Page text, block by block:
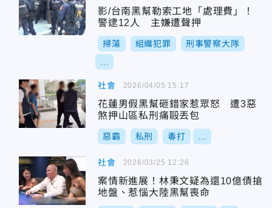
影/台南黑幫勒索工地「處理費」！
警逮12人 主嫌遭聲押
掃蕩 組織犯罪 刑事警察大隊
社會
花蓮男假黑幫砸錯家惹眾怒 遭3惡
煞押山區私刑痛毆丟包
惡霸 私刑 毒打
2026/04/05 15:17
社會
案情新進展！林秉文疑為還10億債搶
地盤、惹惱大陸黑幫喪命
2026/03/25 12:26